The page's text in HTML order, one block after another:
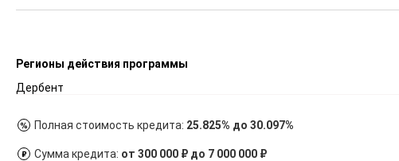
Регионы действия программы
Дербент
Полная стоимость кредита: 25.825% до 30.097%
Сумма кредита: от 300 000 ₽ до 7 000 000 ₽